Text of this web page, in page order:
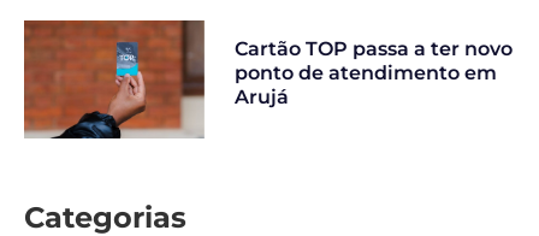
Cartão TOP passa a ter novo
ponto de atendimento em
Arujá
Categorias